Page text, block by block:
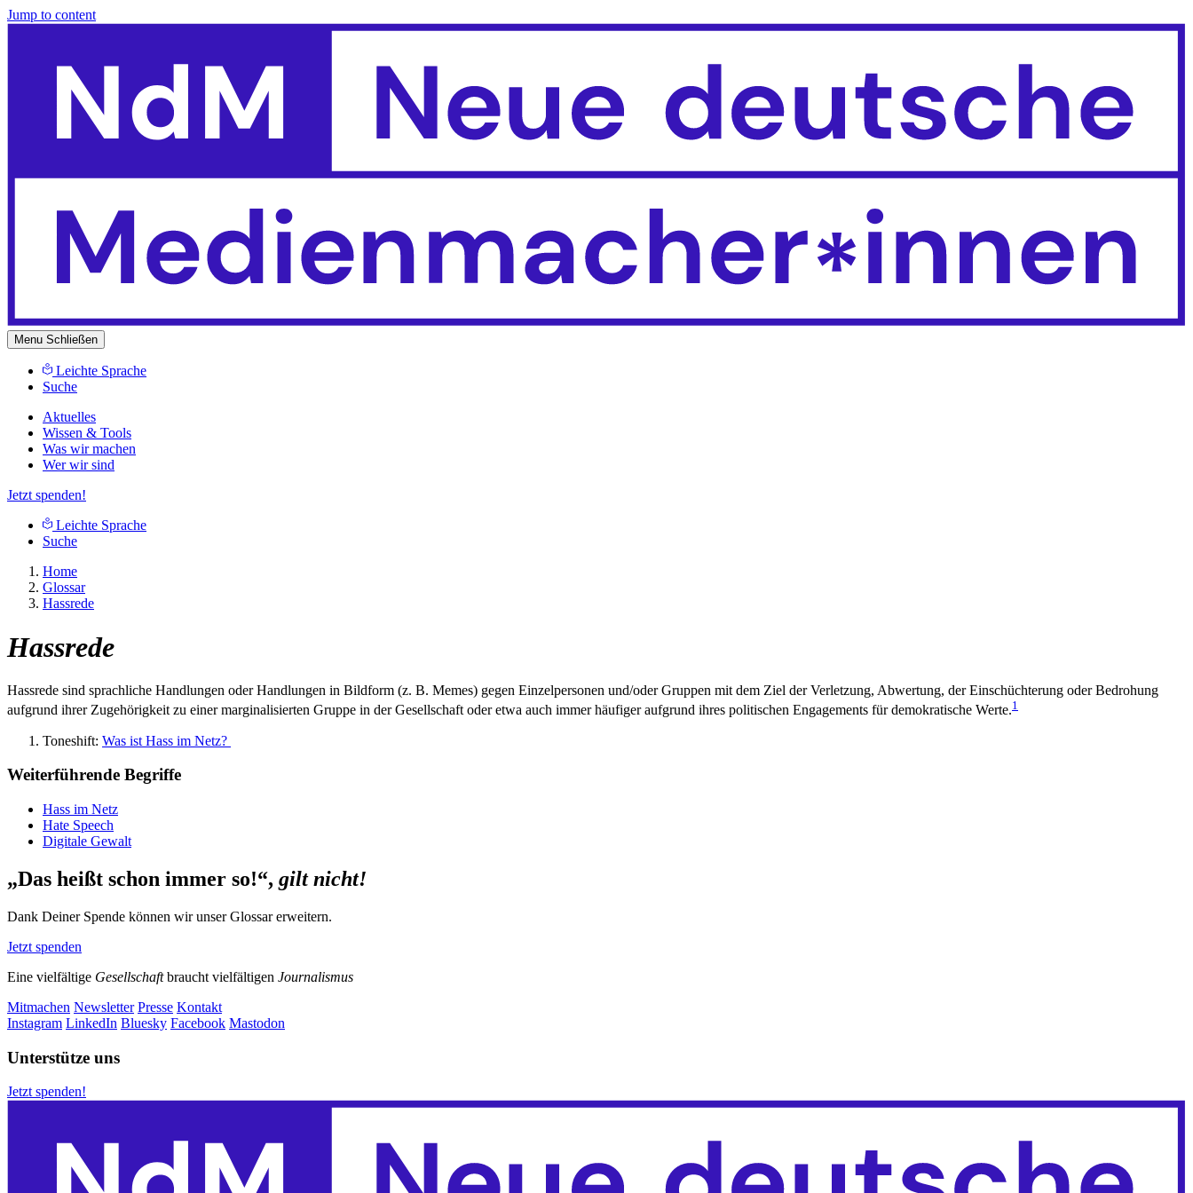
Jump to content
Menu Schließen
Leichte Sprache
Suche
Aktuelles
Wissen & Tools
Was wir machen
Wer wir sind
Jetzt spenden!
Leichte Sprache
Suche
Home
Glossar
Hassrede
Hassrede
Hassrede sind sprachliche Handlungen oder Handlungen in Bildform (z. B. Memes) gegen Einzelpersonen und/oder Gruppen mit dem Ziel der Verletzung, Abwertung, der Einschüchterung oder Bedrohung
aufgrund ihrer Zugehörigkeit zu einer marginalisierten Gruppe in der Gesellschaft oder etwa auch immer häufiger aufgrund ihres politischen Engagements für demokratische Werte.1
Toneshift: Was ist Hass im Netz?
Weiterführende Begriffe
Hass im Netz
Hate Speech
Digitale Gewalt
„Das heißt schon immer so!“, gilt nicht!
Dank Deiner Spende können wir unser Glossar erweitern.
Jetzt spenden
Eine vielfältige Gesellschaftbraucht vielfältigen Journalismus
Mitmachen Newsletter Presse Kontakt
Instagram LinkedIn Bluesky Facebook Mastodon
Unterstütze uns
Jetzt spenden!